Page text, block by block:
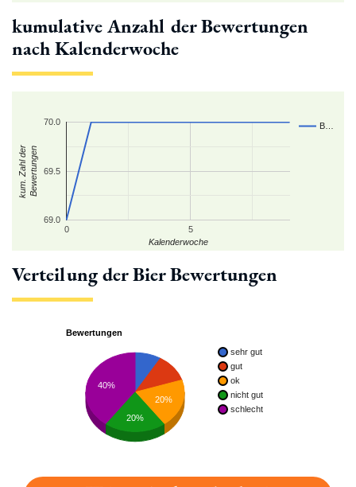
kumulative Anzahl der Bewertungen
nach Kalenderwoche
B…
0 5
69.0
69.5
70.0
Kalenderwoche
kum. Zahl derBewertungen
Verteilung der Bier Bewertungen
Bewertungen
sehr gut
gut
ok
nicht gut
schlecht
20%
40%
20%